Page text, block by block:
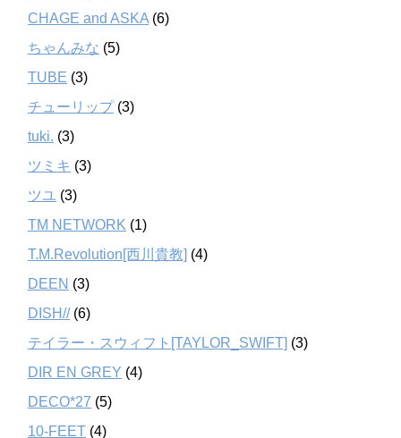
CHAGE and ASKA (6)
ちゃんみな (5)
TUBE (3)
チューリップ(3)
tuki. (3)
ツミキ (3)
ツユ (3)
TM NETWORK (1)
T.M.Revolution[西川貴教] (4)
DEEN (3)
DISH//(6)
テイラー・スウィフト[TAYLOR_SWIFT] (3)
DIR EN GREY (4)
DECO*27 (5)
10-FEET (4)